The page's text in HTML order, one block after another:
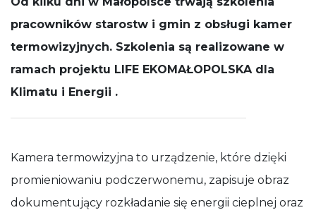
pracowników starostw i gmin z obsługi kamer
termowizyjnych. Szkolenia są realizowane w
ramach projektu LIFE EKOMAŁOPOLSKA dla
Klimatu i Energii .
Kamera termowizyjna to urządzenie, które dzięki
promieniowaniu podczerwonemu, zapisuje obraz
dokumentujący rozkładanie się energii cieplnej oraz
działała jak
najlepiej
Twojej wizyty.
Jeśli odrzucisz
te pliki cookie,